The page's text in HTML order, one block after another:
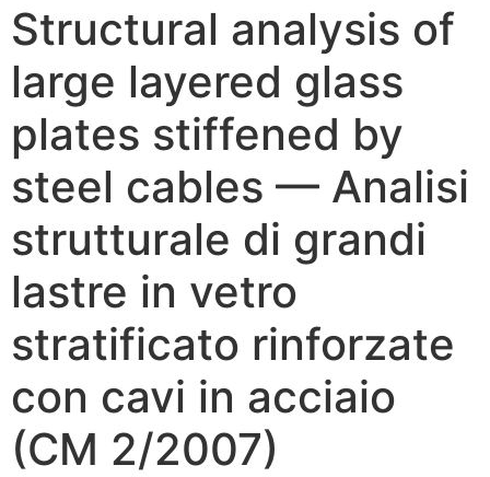
Structural analysis of
large layered glass
plates stiffened by
steel cables — Analisi
strutturale di grandi
lastre in vetro
stratificato rinforzate
con cavi in acciaio
(CM 2/2007)